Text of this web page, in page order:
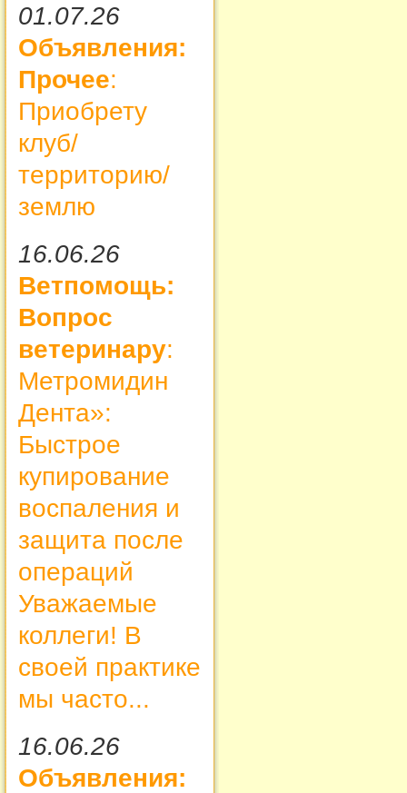
01.07.26
Объявления:
Прочее:
Приобрету
клуб/
территорию/
землю
16.06.26
Ветпомощь:
Вопрос
ветеринару:
Метромидин
Дента»:
Быстрое
купирование
воспаления и
защита после
операций
Уважаемые
коллеги! В
своей практике
мы часто...
16.06.26
Объявления: